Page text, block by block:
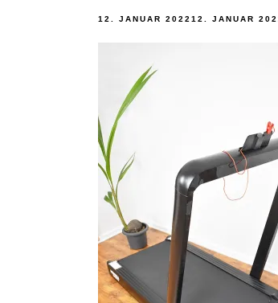
12. JANUAR 2022 12. JANUAR